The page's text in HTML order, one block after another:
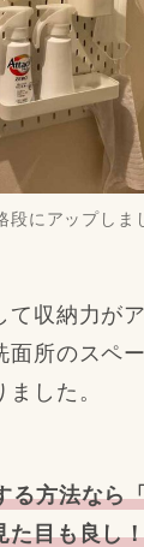
段にアップしま
て収納力が
面所のスペ
した。
る方法なら
た目も良し